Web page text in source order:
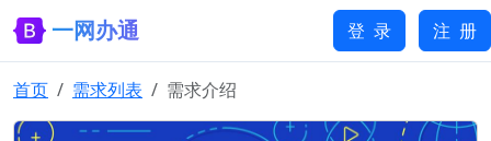
一网办通 登 录 注 册
首页 需求列表 需求介绍